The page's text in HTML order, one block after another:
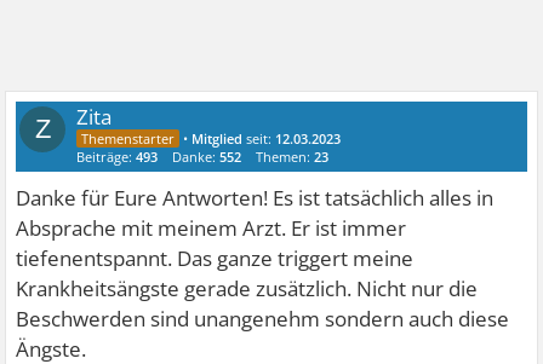
Z Zita
• Mitglied seit: 12.03.2023
Beiträge:493 Danke:552 Themen:23
Danke für Eure Antworten! Es ist tatsächlich alles in
Absprache mit meinem Arzt. Er ist immer
tiefenentspannt. Das ganze triggert meine
Krankheitsängste gerade zusätzlich. Nicht nur die
Beschwerden sind unangenehm sondern auch diese
Ängste.